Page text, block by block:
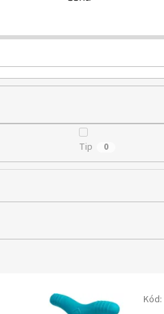
Tip 0
Kód: